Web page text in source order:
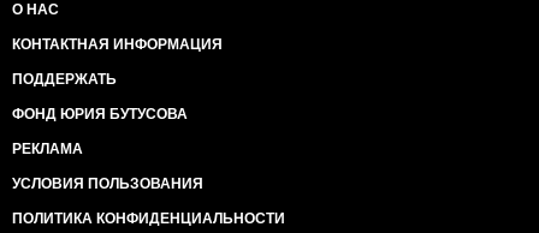
О НАС
КОНТАКТНАЯ ИНФОРМАЦИЯ
ПОДДЕРЖАТЬ
ФОНД ЮРИЯ БУТУСОВА
РЕКЛАМА
УСЛОВИЯ ПОЛЬЗОВАНИЯ
ПОЛИТИКА КОНФИДЕНЦИАЛЬНОСТИ